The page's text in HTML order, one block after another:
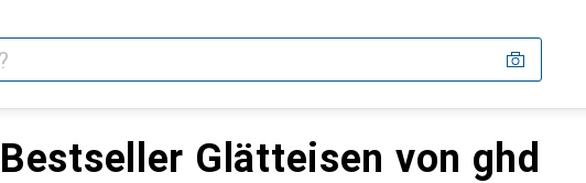
Bestseller Glätteisen von ghd